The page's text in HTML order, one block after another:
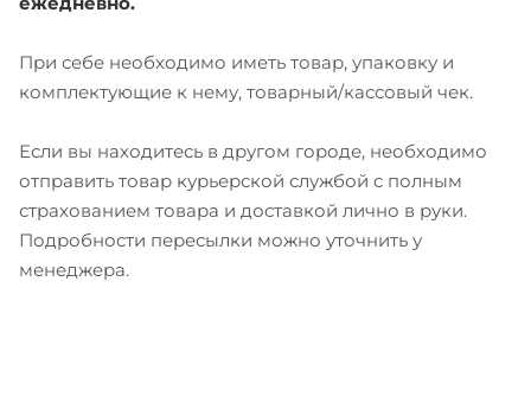
При себе необходимо иметь товар, упаковку и
комплектующие к нему, товарный/кассовый чек.
Если вы находитесь в другом городе, необходимо
отправить товар курьерской службой с полным
страхованием товара и доставкой лично в руки.
Подробности пересылки можно уточнить у
менеджера.